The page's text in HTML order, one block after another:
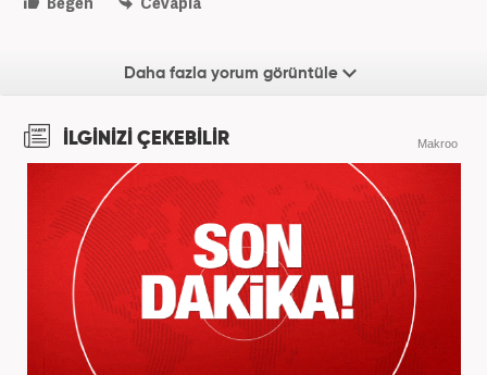
Daha fazla yorum görüntüle
İLGİNİZİ ÇEKEBİLİR Makroo